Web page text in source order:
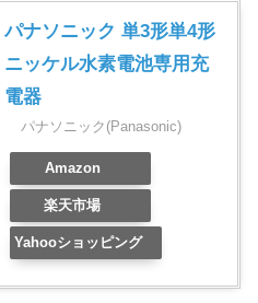
パナソニック 単3形単4形
ニッケル水素電池専用充
電器
パナソニック(Panasonic)
Amazon
楽天市場
Yahooショッピング